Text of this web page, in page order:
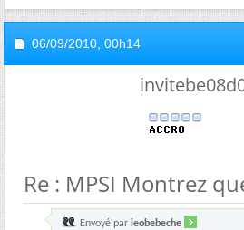
06/09/2010, 00h14
Re : MPSI Montrez
Envoyé par leobebeche